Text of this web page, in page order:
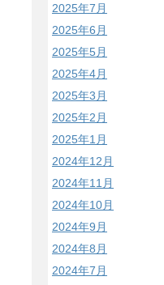
2025年7月
2025年6月
2025年5月
2025年4月
2025年3月
2025年2月
2025年1月
2024年12月
2024年11月
2024年10月
2024年9月
2024年8月
2024年7月